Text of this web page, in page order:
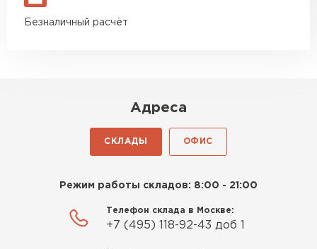
Безналичный расчёт
Адреса
СКЛАДЫ ОФИС
Режим работы складов: 8:00 - 21:00
Телефон склада в Москве:
+7 (495) 118-92-43 доб 1
ПЕРЕЙТИ
Утеплитель Неман
ПЕРЕЙТИ
Сэндвич-панели